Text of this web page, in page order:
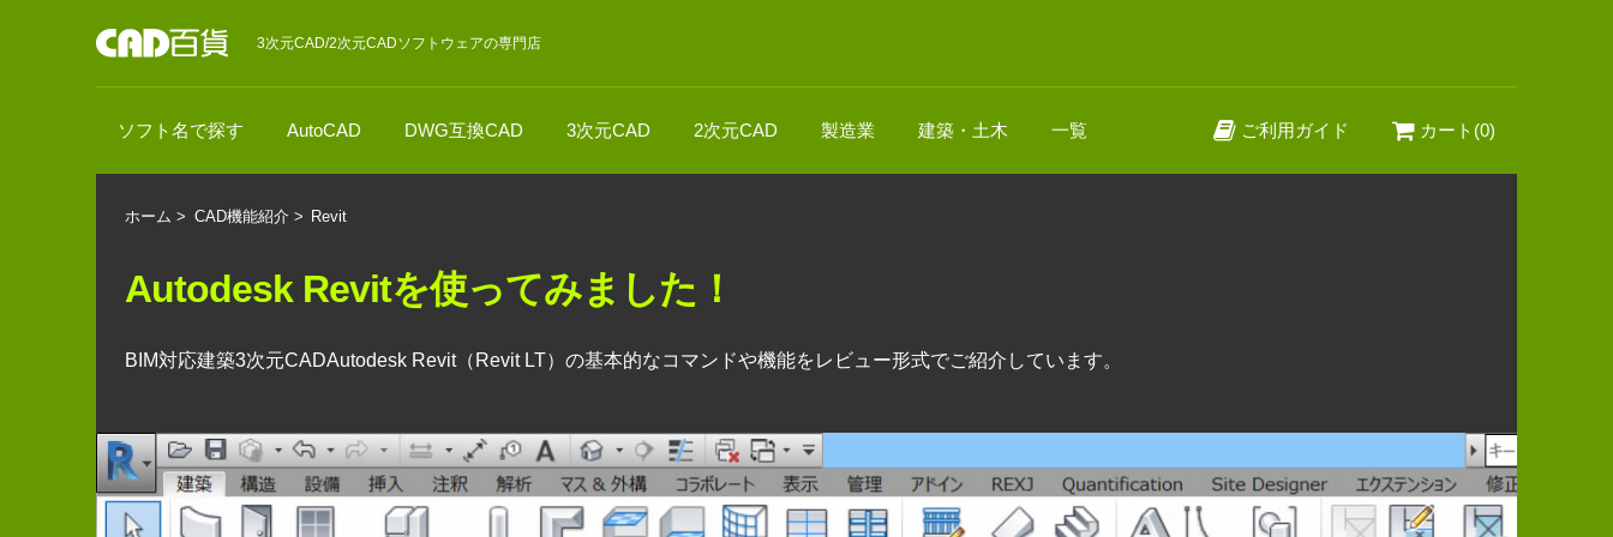
3次元CAD/2次元CADソフトウェアの専門店
ソフト名で探す AutoCAD DWG互換CAD 3次元CAD 2次元CAD 製造業 建築・土木 一覧 ご利用ガイド カート(0)
ホーム > CAD機能紹介 > Revit
Autodesk Revitを使ってみました！
BIM対応建築3次元CADAutodesk Revit（Revit LT）の基本的なコマンドや機能をレビュー形式でご紹介しています。